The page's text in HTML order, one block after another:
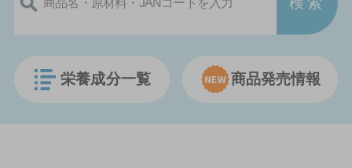
栄養成分一覧 商品発売情報